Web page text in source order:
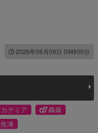
2026年06月09日 09時00分
デミア
轟爆
凍